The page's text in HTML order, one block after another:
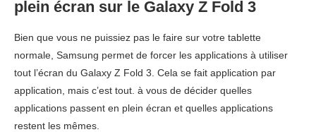
plein écran sur le Galaxy Z Fold 3
Bien que vous ne puissiez pas le faire sur votre tablette
normale, Samsung permet de forcer les applications à utiliser
tout l’écran du Galaxy Z Fold 3. Cela se fait application par
application, mais c’est tout. à vous de décider quelles
applications passent en plein écran et quelles applications
restent les mêmes.